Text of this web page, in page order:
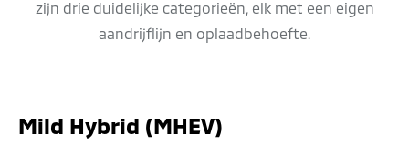
zijn drie duidelijke categorieën, elk met een eigen
aandrijflijn en oplaadbehoefte.
Mild Hybrid (MHEV)